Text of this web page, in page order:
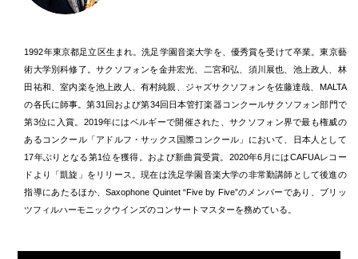
1992年東京都足立区生まれ。洗足学園音楽大学を、優秀賞を受けて卒業。東京藝
術大学別科修了。サクソフォンを金井宏光、二宮和弘、須川展也、池上政人、林
田祐和、室内楽を池上政人、有村純親、ジャズサクソフォンを佐藤達哉、MALTA
の各氏に師事。第31回および第34回日本管打楽器コンクールサクソフォン部門で
第3位に入賞。2019年にはベルギーで開催された、サクソフォン界で最も権威の
あるコンクール「アドルフ・サックス国際コンクール」において、日本人として
17年ぶりとなる第1位を獲得。および新曲賞受賞。2020年6月にはCAFUAレコー
ドより「凱旋」をリリース。現在は洗足学園音楽大学の非常勤講師として後進の
指導にあたるほか、Saxophone Quintet “Five by Five”のメンバーであり、ブリッ
ツフィルハーモニックウインズのコンサートマスターを務めている。